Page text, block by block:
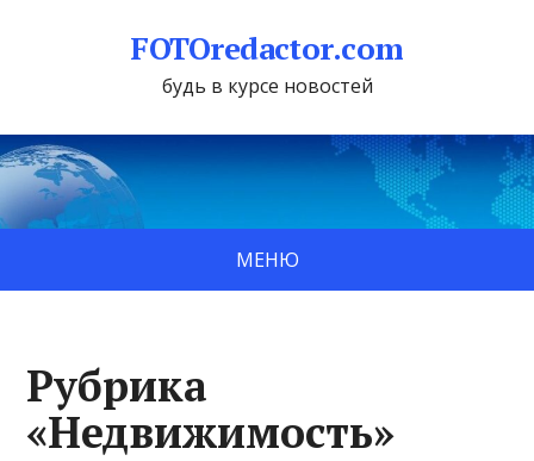
FOTOredactor.com
будь в курсе новостей
МЕНЮ
Рубрика
«Недвижимость»